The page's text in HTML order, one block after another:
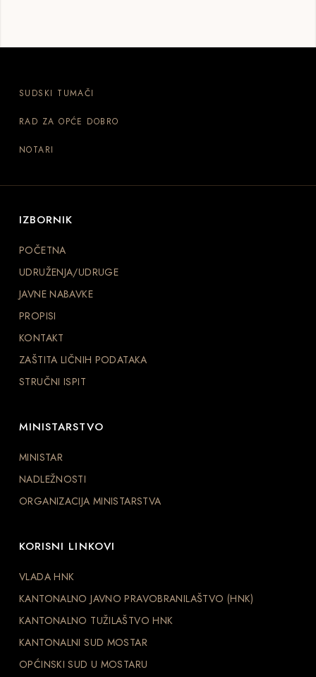
SUDSKI TUMAČI
RAD ZA OPĆE DOBRO
NOTARI
IZBORNIK
POČETNA
UDRUŽENJA/UDRUGE
JAVNE NABAVKE
PROPISI
KONTAKT
ZAŠTITA LIČNIH PODATAKA
STRUČNI ISPIT
MINISTARSTVO
MINISTAR
NADLEŽNOSTI
ORGANIZACIJA MINISTARSTVA
KORISNI LINKOVI
VLADA HNK
KANTONALNO JAVNO PRAVOBRANILAŠTVO (HNK)
KANTONALNO TUŽILAŠTVO HNK
KANTONALNI SUD MOSTAR
OPĆINSKI SUD U MOSTARU